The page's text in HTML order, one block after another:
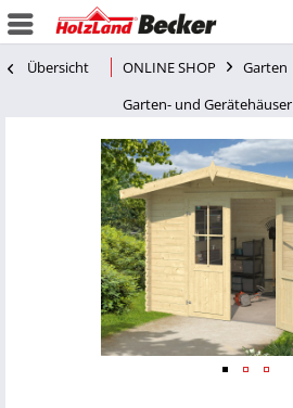
Übersicht ONLINE SHOP
Garten
Garten- und Gerätehäuser